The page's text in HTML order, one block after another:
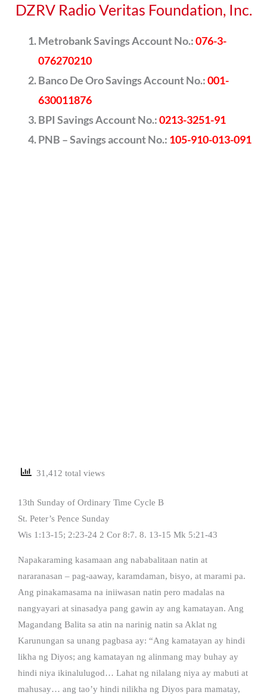
DZRV Radio Veritas Foundation, Inc.
Metrobank Savings Account No.:076-3-
076270210
Banco De Oro Savings Account No.:001-
630011876
BPI Savings Account No.:0213-3251-91
PNB – Savings account No.: 105-910-013-091
31,412 total views
13th Sunday of Ordinary Time Cycle B
St. Peter’s Pence Sunday
Wis 1:13-15; 2:23-24 2 Cor 8:7. 8. 13-15 Mk 5:21-43
Napakaraming kasamaan ang nababalitaan natin at
nararanasan – pag-aaway, karamdaman, bisyo, at marami pa.
Ang pinakamasama na iniiwasan natin pero madalas na
nangyayari at sinasadya pang gawin ay ang kamatayan. Ang
Magandang Balita sa atin na narinig natin sa Aklat ng
Karunungan sa unang pagbasa ay: “Ang kamatayan ay hindi
likha ng Diyos; ang kamatayan ng alinmang may buhay ay
hindi niya ikinalulugod… Lahat ng nilalang niya ay mabuti at
mahusay… ang tao’y hindi nilikha ng Diyos para mamatay,